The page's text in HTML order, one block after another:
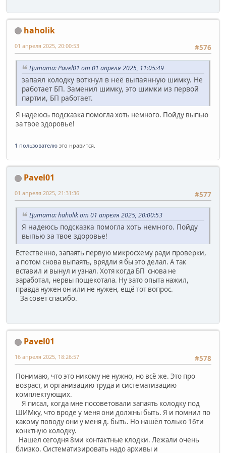
haholik
#576
01 апреля 2025, 20:00:53
Цитата: Pavel01 от 01 апреля 2025, 11:05:49
запаял колодку воткнул в неё выпаянную шимку. Не
работает БП. Заменил шимку, это шимки из первой
партии, БП работает.
Я надеюсь подсказка помогла хоть немного. Пойду выпью
за твое здоровье!
1 пользователю это нравится.
Pavel01
#577
01 апреля 2025, 21:31:36
Цитата: haholik от 01 апреля 2025, 20:00:53
Я надеюсь подсказка помогла хоть немного. Пойду
выпью за твое здоровье!
Естественно, запаять первую микросхему ради проверки,
а потом снова выпаять, врядли я бы это делал. А так
вставил и вынул и узнал. Хотя когда БП снова не
заработал, нервы пощекотала. Ну зато опыта нажил,
правда нужен он или не нужен, ещё тот вопрос.
За совет спасибо.
Pavel01
#578
16 апреля 2025, 18:26:57
Понимаю, что это никому не нужно, но всё же. Это про
возраст, и организацию труда и систематизацию
комплектующих.
Я писал, когда мне посоветовали запаять колодку под
ШИМку, что вроде у меня они должны быть. Я и помнил по
какому поводу они у меня д. быть. Но нашёл только 16ти
конктную колодку.
Нашел сегодня 8ми контактные клодки. Лежали очень
близко. Систематизировать надо архивы и